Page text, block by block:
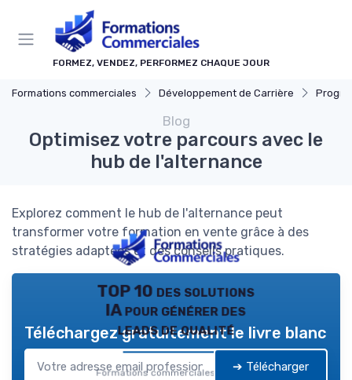
FORMEZ, VENDEZ, PERFORMEZ CHAQUE JOUR
Formations commerciales Développement de Carrière
Blog
Optimisez votre parcours avec le
hub de l'alternance
Explorez comment le hub de l'alternance peut
transformer votre formation en vente grâce à des
stratégies adaptées et des conseils pratiques.
TOP 10 des solutions
IA pour générer des
leads de qualité
Formations commerciales — 2026
Téléchargez gratuitement le livre blanc
➔ Télécharger
Panneau de gestion des cookies